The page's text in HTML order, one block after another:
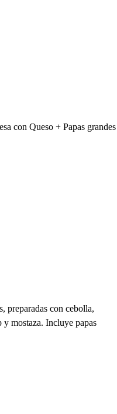
con Queso + Papas grandes
preparadas con cebolla,
mostaza. Incluye papas